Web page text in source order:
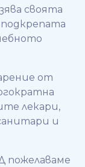
своята
от
лекари,
и
пожелаваме